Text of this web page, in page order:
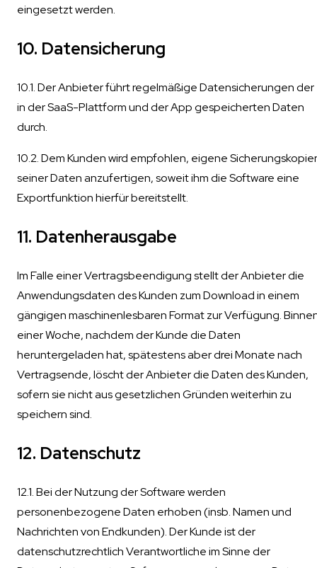
eingesetzt werden.
10. Datensicherung
10.1. Der Anbieter führt regelmäßige Datensicherungen der
in der SaaS-Plattform und der App gespeicherten Daten
durch.
10.2. Dem Kunden wird empfohlen, eigene
seiner Daten anzufertigen, soweit ihm die Software eine
Exportfunktion hierfür bereitstellt.
11. Datenherausgabe
Im Falle einer Vertragsbeendigung stellt der Anbieter die
Anwendungsdaten des Kunden zum Download in einem
gängigen maschinenlesbaren Format zur Verfügung.
einer Woche, nachdem der Kunde die Daten
heruntergeladen hat, spätestens aber drei Monate nach
Vertragsende, löscht der Anbieter die Daten des Kunden,
sofern sie nicht aus gesetzlichen Gründen weiterhin zu
speichern sind.
12. Datenschutz
12.1. Bei der Nutzung der Software werden
personenbezogene Daten erhoben (insb. Namen und
Nachrichten von Endkunden). Der Kunde ist der
datenschutzrechtlich Verantwortliche im Sinne der